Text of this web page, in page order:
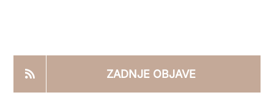
PRODAJNI IZDELKI
AKTUALNO
ZADNJE OBJAVE